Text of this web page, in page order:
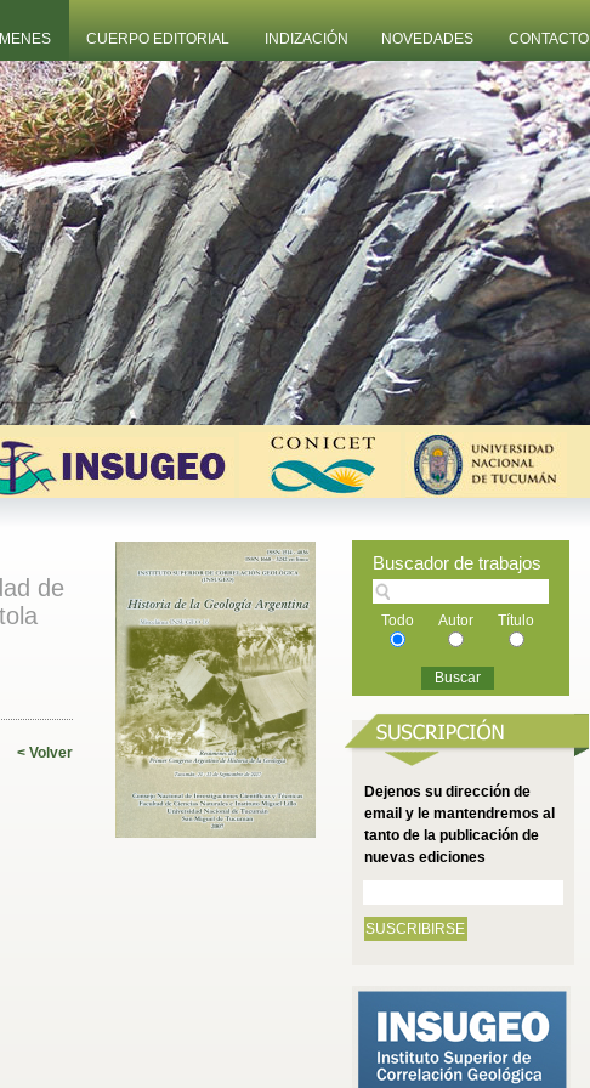
CUERPO EDITORIAL INDIZACIÓN NOVEDADES CONTACTO
de
< Volver
Buscador de trabajos
Todo Autor Título
Dejenos su dirección de
email y le mantendremos al
tanto de la publicación de
nuevas ediciones